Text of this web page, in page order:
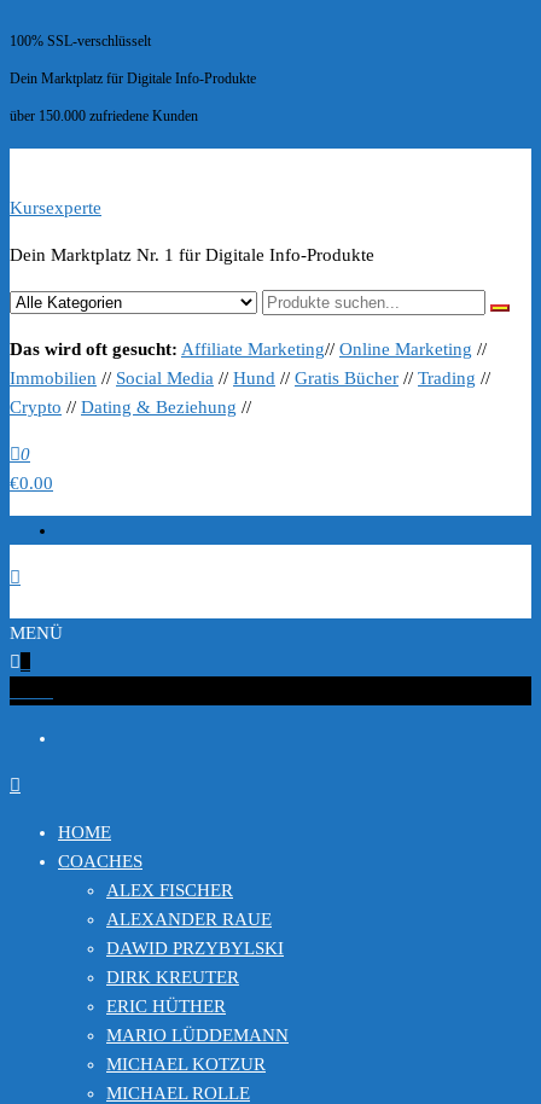
100% SSL-verschlüsselt
Dein Marktplatz für Digitale Info-Produkte
über 150.000 zufriedene Kunden
Kursexperte
Dein Marktplatz Nr. 1 für Digitale Info-Produkte
Das wird oft gesucht: Affiliate Marketing// Online Marketing //
Immobilien // Social Media // Hund // Gratis Bücher // Trading //
Crypto // Dating & Beziehung //
0
€0.00
MENÜ
HOME
COACHES
ALEX FISCHER
ALEXANDER RAUE
DAWID PRZYBYLSKI
DIRK KREUTER
ERIC HÜTHER
MARIO LÜDDEMANN
MICHAEL KOTZUR
MICHAEL ROLLE